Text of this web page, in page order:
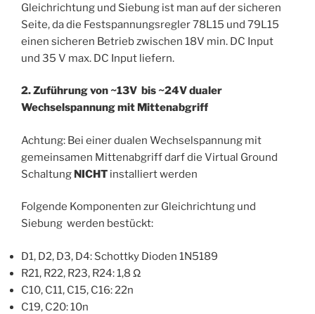
Gleichrichtung und Siebung ist man auf der sicheren
Seite, da die Festspannungsregler 78L15 und 79L15
einen sicheren Betrieb zwischen 18V min. DC Input
und 35 V max. DC Input liefern.
2. Zuführung von ~13V bis ~24V dualer
Wechselspannung mit Mittenabgriff
Achtung: Bei einer dualen Wechselspannung mit
gemeinsamen Mittenabgriff darf die Virtual Ground
Schaltung NICHT installiert werden
Folgende Komponenten zur Gleichrichtung und
Siebung werden bestückt:
D1, D2, D3, D4: Schottky Dioden 1N5189
R21, R22, R23, R24: 1,8 Ω
C10, C11, C15, C16: 22n
C19, C20: 10n